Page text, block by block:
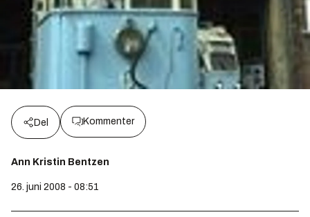
Del Kommenter
Ann Kristin Bentzen
26. juni 2008 - 08:51